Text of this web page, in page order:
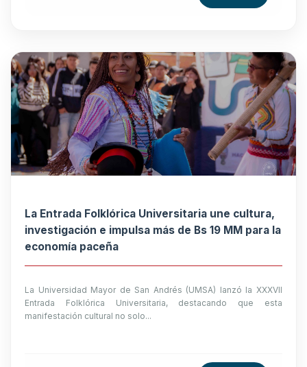
La Entrada Folklórica Universitaria une cultura,
investigación e impulsa más de Bs 19 MM para la
economía paceña
La Universidad Mayor de San Andrés (UMSA) lanzó la XXXVII
Entrada Folklórica Universitaria, destacando que esta
manifestación cultural no solo...